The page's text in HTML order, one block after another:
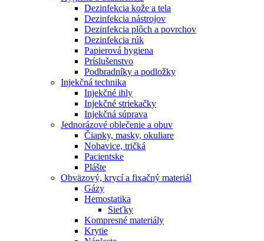
Dezinfekcia kože a tela
Dezinfekcia nástrojov
Dezinfekcia plôch a povrchov
Dezinfekcia rúk
Papierová hygiena
Príslušenstvo
Podbradníky a podložky
Injekčná technika
Injekčné ihly
Injekčné striekačky
Injekčná súprava
Jednorázové oblečenie a obuv
Čiapky, masky, okuliare
Nohavice, tričká
Pacientske
Plášte
Obväzový, krycí a fixačný materiál
Gázy
Hemostatika
Sieťky
Kompresné materiály
Krytie